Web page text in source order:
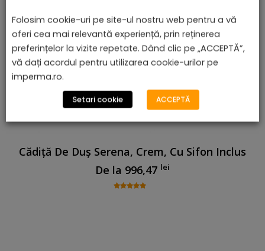
Cădiță De Duș Serena, Crem, Cu Sifon Inclus
De la 996,47 lei
Folosim cookie-uri pe site-ul nostru web pentru a vă
oferi cea mai relevantă experiență, prin reținerea
preferințelor la vizite repetate. Dând clic pe „ACCEPTĂ”,
vă dați acordul pentru utilizarea cookie-urilor pe
imperma.ro.
Setari cookie ACCEPTĂ